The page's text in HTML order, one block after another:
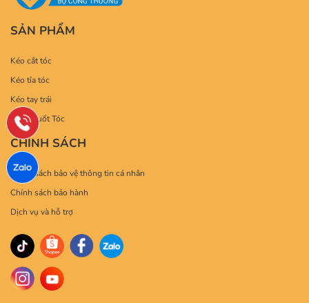
SẢN PHẨM
Kéo cắt tóc
Kéo tỉa tóc
Kéo tay trái
Kéo Chuốt Tóc
CHÍNH SÁCH
Chính sách bảo vệ thông tin cá nhân
Chính sách bảo hành
Dịch vụ và hỗ trợ